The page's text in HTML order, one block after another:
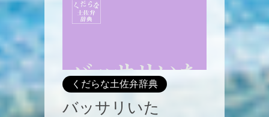
くだらな土佐弁辞典
バッサリいた